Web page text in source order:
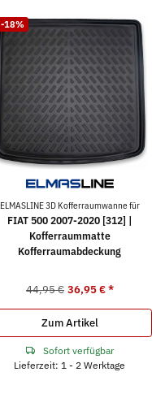
-18%
ELMASLINE 3D Kofferraumwanne für
FIAT 500 2007-2020 [312] |
Kofferraummatte
Kofferraumabdeckung
44,95 € 36,95 €*
Zum Artikel
Sofort verfügbar
Lieferzeit: 1 - 2 Werktage